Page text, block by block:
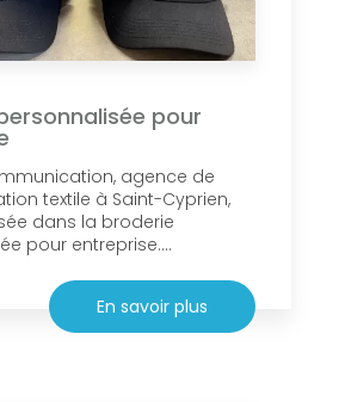
pour
agence de
textile à Saint-Cyprien,
dans la broderie
pour entreprise....
En savoir plus